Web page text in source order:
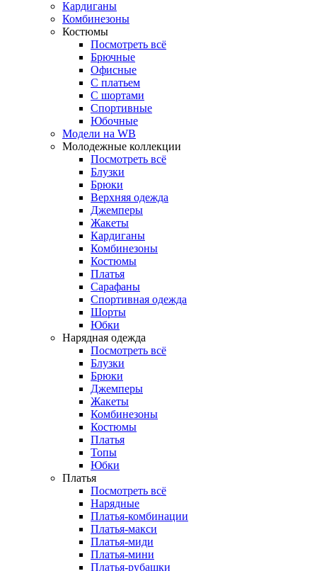
Кардиганы
Комбинезоны
Костюмы
Посмотреть всё
Брючные
Офисные
С платьем
С шортами
Спортивные
Юбочные
Модели на WB
Молодежные коллекции
Посмотреть всё
Блузки
Брюки
Верхняя одежда
Джемперы
Жакеты
Кардиганы
Комбинезоны
Костюмы
Платья
Сарафаны
Спортивная одежда
Шорты
Юбки
Нарядная одежда
Посмотреть всё
Блузки
Брюки
Джемперы
Жакеты
Комбинезоны
Костюмы
Платья
Топы
Юбки
Платья
Посмотреть всё
Нарядные
Платья-комбинации
Платья-макси
Платья-миди
Платья-мини
Платья-рубашки